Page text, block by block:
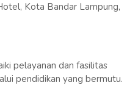
Kota Bandar Lampung,
pelayanan dan fasilitas
pendidikan yang bermutu.